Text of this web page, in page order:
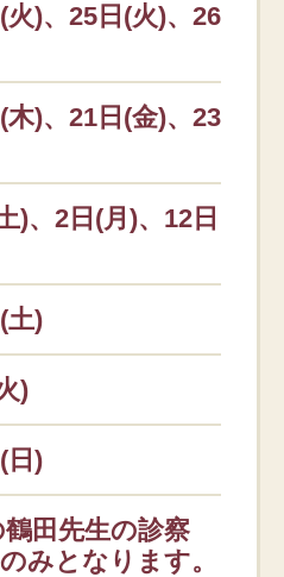
)、25日(火)、26
)、21日(金)、23
)、2日(月)、12日
土)
)
日)
田先生の診察
みとなります。